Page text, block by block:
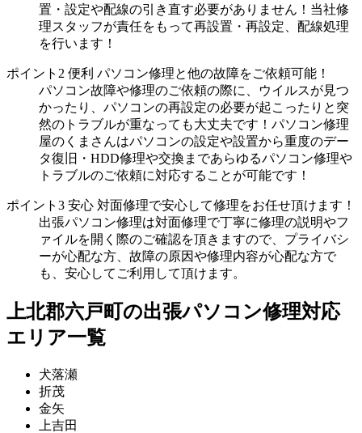
置・設定や配線の引き直す必要がありません！当社修
理スタッフが責任をもって再設置・再設定、配線処理
を行います！
ポイント2 便利 パソコン修理と他の故障をご依頼可能！
パソコン故障や修理のご依頼の際に、ウイルスが見つ
かったり、パソコンの再設定の必要が起こったりと突
然のトラブルが重なっても大丈夫です！パソコン修理
屋のくまさんはパソコンの設定や設置から重度のデー
タ復旧・HDD修理や交換まであらゆるパソコン修理や
トラブルのご依頼に対応することが可能です！
ポイント3 安心 対面修理で安心して修理をお任せ頂けます！
出張パソコン修理は対面修理で丁寧に修理の説明やフ
ァイルを開く際のご確認を頂きますので、プライバシ
ーが心配な方、故障の原因や修理内容が心配な方で
も、安心してご利用して頂けます。
上北郡六戸町の出張パソコン修理対応
エリア一覧
犬落瀬
折茂
金矢
上吉田